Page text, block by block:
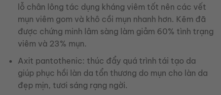
lỗ chân lông tác dụng kháng viêm tốt nên các vết
mụn viêm gom và khô cồi mụn nhanh hơn. Kẽm đã
được chứng minh lâm sàng làm giảm 60% tình trạng
viêm và 23% mụn.
Axit pantothenic: thúc đẩy quá trình tái tạo da
giúp phục hồi làn da tổn thương do mụn cho làn da
đẹp mịn, tươi sáng rạng ngời.